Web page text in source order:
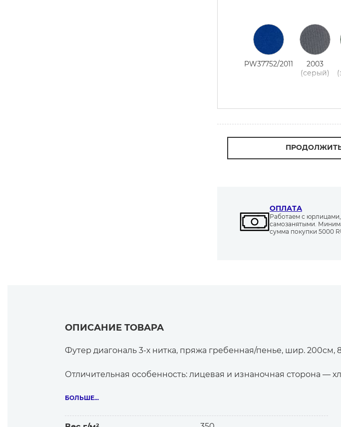
PW37752/2011
2003
(серый)
ОПЛАТА
Работаем с
самозанятыми.
сумма покупки 5000
ОПИСАНИЕ ТОВАРА
Футер диагональ 3-х нитка, пряжа гребенная/пенье, шир. 200см,
Отличительная особенность: лицевая и изнаночная сторона —
Футер-диагональ — классический трикотаж для спортивных
БОЛЬШЕ...